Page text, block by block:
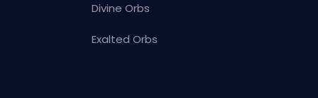
Divine Orbs
Exalted Orbs